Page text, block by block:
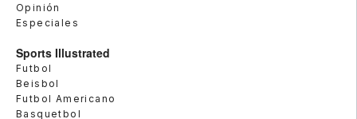
Opinión
Especiales
Sports Illustrated
Futbol
Beisbol
Futbol Americano
Basquetbol